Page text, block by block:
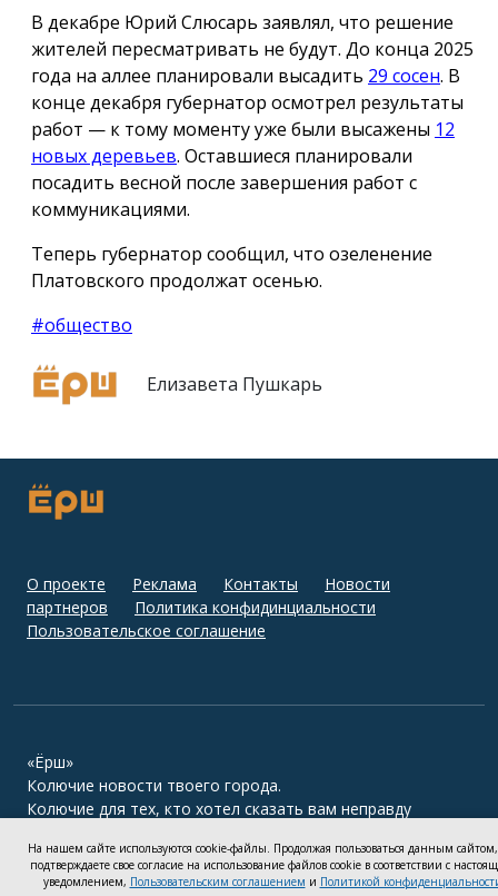
В декабре Юрий Слюсарь заявлял, что решение
жителей пересматривать не будут. До конца 2025
года на аллее планировали высадить 29 сосен. В
конце декабря губернатор осмотрел результаты
работ — к тому моменту уже были высажены 12
новых деревьев. Оставшиеся планировали
посадить весной после завершения работ с
коммуникациями.
Теперь губернатор сообщил, что озеленение
Платовского продолжат осенью.
#общество
Елизавета Пушкарь
О проекте Реклама Контакты
Новости
партнеров
Политика конфидинциальности
Пользовательское соглашение
«Ёрш»
Колючие новости твоего города.
Колючие для тех, кто хотел сказать вам неправду
На нашем сайте используются cookie-файлы. Продолжая пользоваться данным
подтверждаете свое согласие на использование файлов cookie в соответствии с
уведомлением, Пользовательским соглашением и Политикой